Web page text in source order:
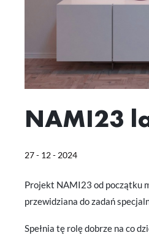
NAMI23
27 - 12 - 2024
Projekt NAMI23 od początku
przewidziana do zadań
Spełnia tę rolę dobrze na co